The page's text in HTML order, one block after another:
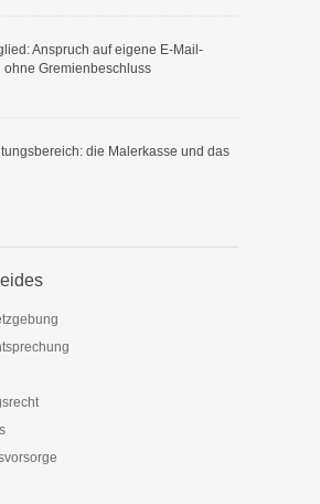
Anspruch auf eigene E-Mail-
ohne Gremienbeschluss
die Malerkasse und das